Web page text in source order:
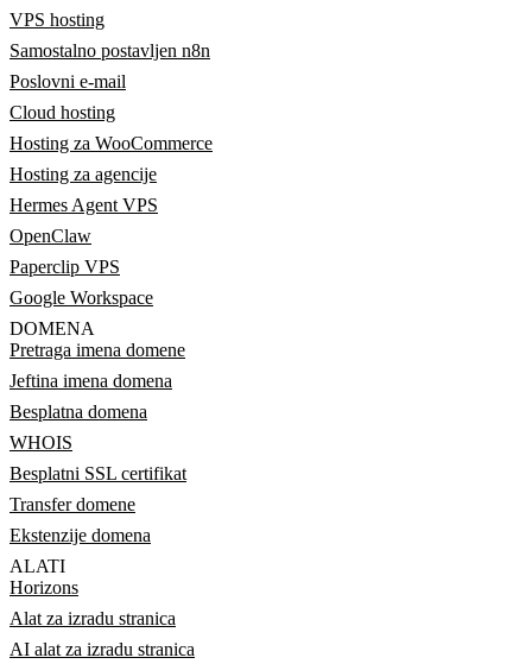
VPS hosting
Samostalno postavljen n8n
Poslovni e-mail
Cloud hosting
Hosting za WooCommerce
Hosting za agencije
Hermes Agent VPS
OpenClaw
Paperclip VPS
Google Workspace
DOMENA
Pretraga imena domene
Jeftina imena domena
Besplatna domena
WHOIS
Besplatni SSL certifikat
Transfer domene
Ekstenzije domena
ALATI
Horizons
Alat za izradu stranica
AI alat za izradu stranica